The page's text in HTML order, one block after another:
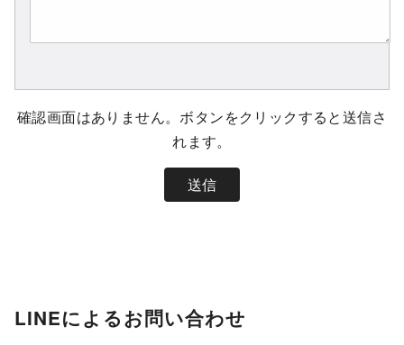
確認画面はありません。ボタンをクリックすると送信さ
れます。
LINEによるお問い合わせ